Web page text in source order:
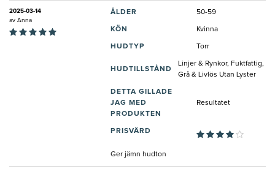
2025-03-14
av Anna
ÅLDER 50-59
KÖN Kvinna
HUDTYP Torr
HUDTILLSTÅND
Linjer & Rynkor, Fuktfattig,
Grå & Livlös Utan Lyster
DETTA GILLADE
JAG MED
PRODUKTEN
Resultatet
PRISVÄRD
Ger jämn hudton